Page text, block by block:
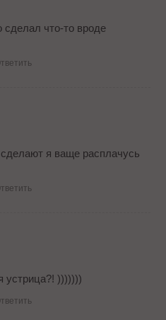
что-то вроде
я ваще расплачусь
устрица?! )))))))